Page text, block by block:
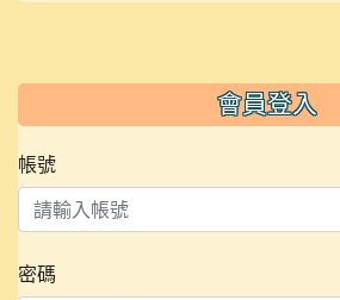
會員登入
帳號
密碼